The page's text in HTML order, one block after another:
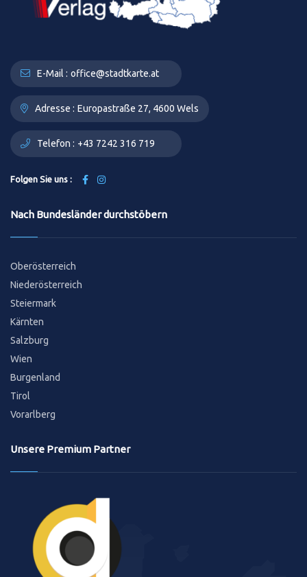
E-Mail : office@stadtkarte.at
Adresse : Europastraße 27, 4600 Wels
Telefon : +43 7242 316 719
Folgen Sie uns :
Nach Bundesländer durchstöbern
Oberösterreich
Niederösterreich
Steiermark
Kärnten
Salzburg
Wien
Burgenland
Tirol
Vorarlberg
Unsere Premium Partner